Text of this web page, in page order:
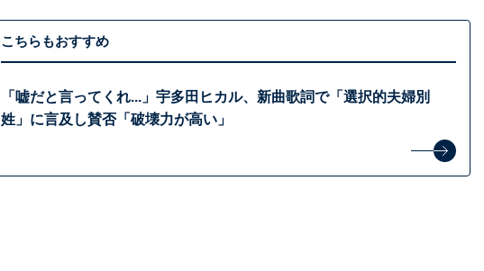
こちらもおすすめ
「嘘だと言ってくれ...」宇多田ヒカル、新曲歌詞で「選択的夫婦別
姓」に言及し賛否「破壊力が高い」